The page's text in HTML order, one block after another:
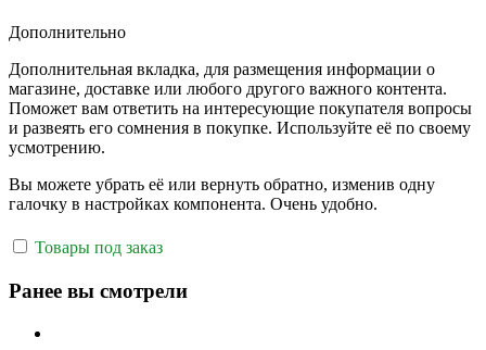
Дополнительно
Дополнительная вкладка, для размещения информации о
магазине, доставке или любого другого важного контента.
Поможет вам ответить на интересующие покупателя вопросы
и развеять его сомнения в покупке. Используйте её по своему
усмотрению.
Вы можете убрать её или вернуть обратно, изменив одну
галочку в настройках компонента. Очень удобно.
Товары под заказ
Ранее вы смотрели